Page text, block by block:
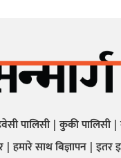
पालिसी कुकी पालिसी
हमारे साथ बिज्ञापन इतर